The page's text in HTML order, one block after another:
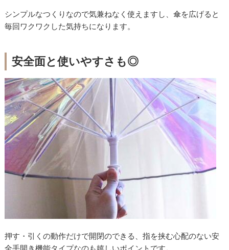
シンプルなつくりなので気兼ねなく使えますし、傘を広げると
毎回ワクワクした気持ちになります。
安全面と使いやすさも◎
押す・引くの動作だけで開閉のできる、指を挟む心配のない安